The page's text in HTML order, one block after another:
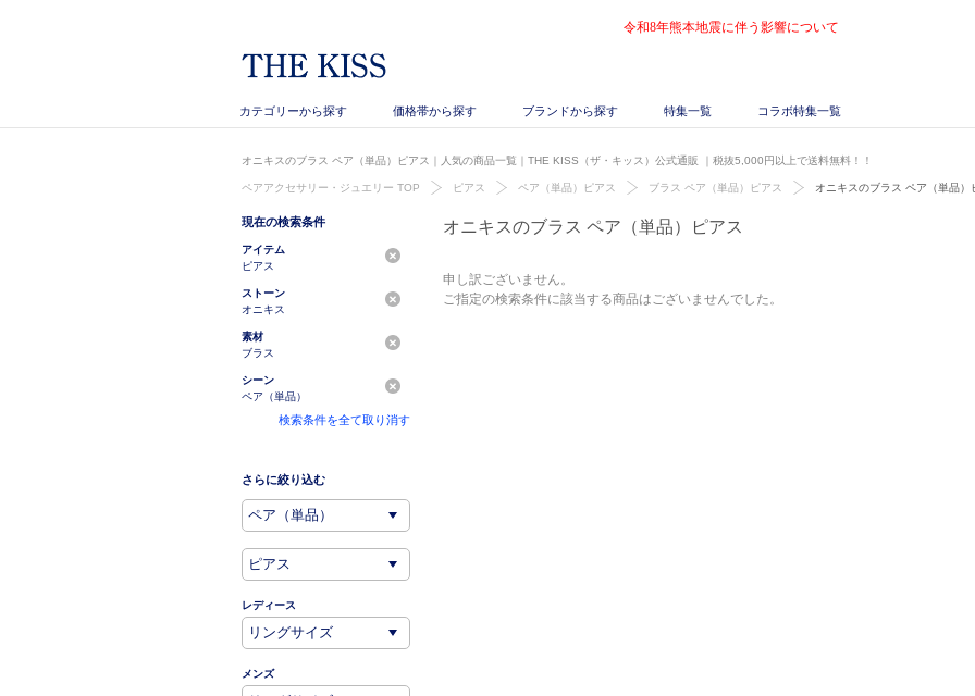
令和8年熊本地震に伴う影響について
カテゴリーから探す 価格帯から探す ブランドから探す 特集一覧 コラボ特集一覧
オニキスのブラス ペア（単品）ピアス｜人気の商品一覧｜THE KISS（ザ・キッス）公式通販 ｜税抜5,000円以上で送料無料！！
ペアアクセサリー・ジュエリー TOP ピアス ペア（単品）ピアス ブラス ペア（単品）ピアス オニキスのブラス ペア（単品）
オニキスのブラス ペア（単品）ピアス
申し訳ございません。
ご指定の検索条件に該当する商品はございませんでした。
現在の検索条件
アイテム
ピアス
ストーン
オニキス
素材
ブラス
シーン
ペア（単品）
検索条件を全て取り消す
さらに絞り込む
レディース
メンズ